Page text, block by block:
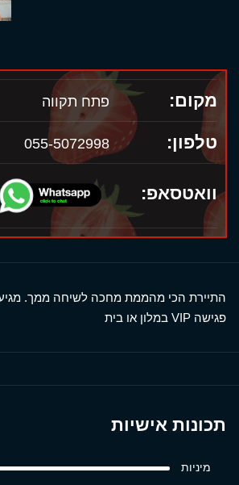
מקום: פתח תקווה
טלפון: 055-5072998
וואטסאפ:
התיירת הכי מהממת מחכה לשיחה ממך.
פגישה VIP במלון או בית
תכונות אישיות
מיניות